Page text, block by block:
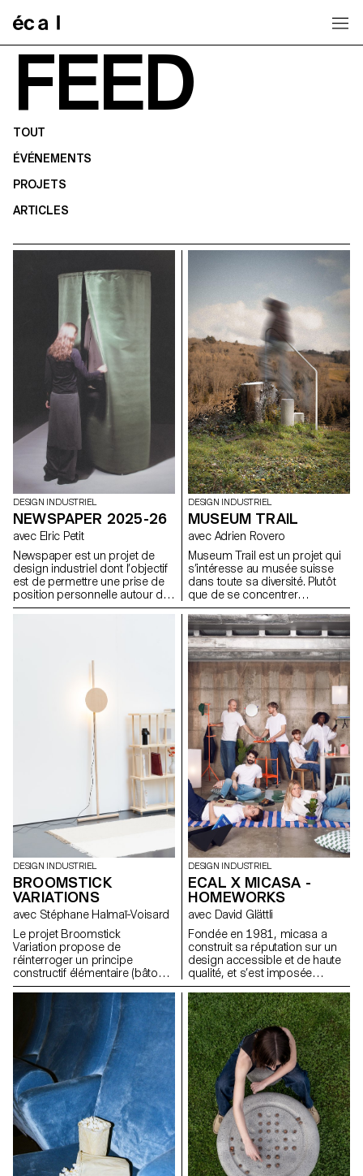
FEED
TOUT
ÉVÉNEMENTS
PROJETS
ARTICLES
DESIGN INDUSTRIEL
NEWSPAPER 2025-26
avec Elric Petit
Newspaper est un projet de
design industriel dont l’objectif
est de permettre une prise de
position personnelle autour du
sujet de son choix. Le projet
de départ conceptuel et
l’interprétation et la traduction
de ce contenu écrit, le projet
invite à développer une réflexion
de design, en questionnant les
enjeux, les formes et les
usages liés au thème abordé.
DESIGN INDUSTRIEL
MUSEUM TRAIL
avec Adrien Rovero
Museum Trail est un projet qui
s’intéresse au musée suisse
dans toute sa diversité. Plutôt
que de se concentrer
uniquement sur les grandes
institutions largement
fréquentées, le projet explore
ce que signifie aujourd’hui «
musée » dans un pays qui
compte plus de mille structures
muséales, soit l’une des plus
fortes densités au monde.
DESIGN INDUSTRIEL
BROOMSTICK
VARIATIONS
avec Stéphane Halmaï-Voisard
Le projet Broomstick
Variation propose de
réinterroger un principe
constructif élémentaire (bâtons,
assemblages visibles, structure
modulable) et d’explorer son
potentiel pour générer de
nouveaux objets et mobiliers
adaptés à des usages
contemporains. L’objectif est
de comprendre comment cette
logique de conception, pensée
comme accessible et
économique, peut être
actualisée face aux enjeux de
durabilité, de fonctionnalité et
d’esthétique.
DESIGN INDUSTRIEL
ECAL X MICASA -
HOMEWORKS
avec David Glättli
Fondée en 1981, micasa a
construit sa réputation sur un
design accessible et de haute
qualité, et s’est imposée
comme leader en Suisse.
Fidèle à une approche du
design démocratique, pensée
pour s’intégrer naturellement au
quotidien, l’entreprise s’est
associée à l'ECAL pour
développer HOMEWORKS, une
collection limitée invitant une
nouvelle génération à repenser
la manière dont les espaces de
vie se façonnent et la façon
dont le design peut devenir une
présence active et porteuse de
sens dans les usages de tous
les jours.